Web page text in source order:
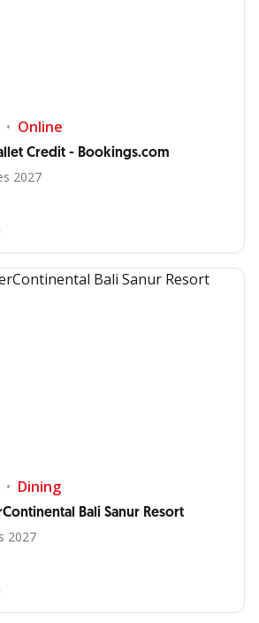
Online
Credit - Bookings.com
2027
Dining
Bali Sanur Resort
2027